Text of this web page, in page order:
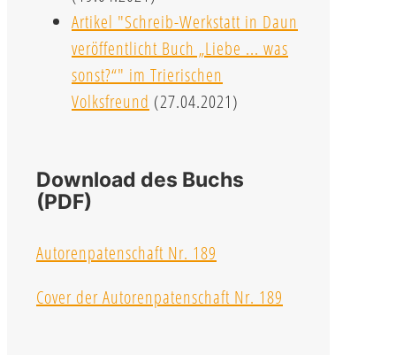
Artikel "Schreib-Werkstatt in Daun
veröffentlicht Buch „Liebe ... was
sonst?“" im Trierischen
Volksfreund (27.04.2021)
Download des Buchs
(PDF)
Autorenpatenschaft Nr. 189
Cover der Autorenpatenschaft Nr. 189